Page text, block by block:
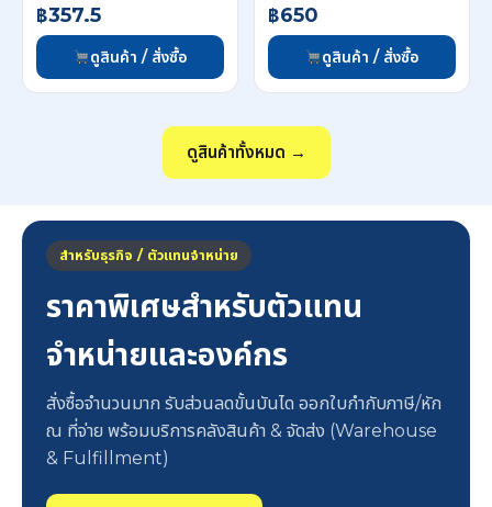
฿357.5
ดูสินค้า / สั่งซื้อ
฿650
ดูสินค้า / สั่งซื้อ
ดูสินค้าทั้งหมด →
สำหรับธุรกิจ / ตัวแทนจำหน่าย
ราคาพิเศษสำหรับตัวแทน
จำหน่ายและองค์กร
สั่งซื้อจำนวนมาก รับส่วนลดขั้นบันได ออกใบกำกับภาษี/หัก
ณ ที่จ่าย พร้อมบริการคลังสินค้า & จัดส่ง (Warehouse
& Fulfillment)